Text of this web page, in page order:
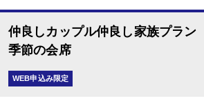
仲良しカップル仲良し家族プラ
季節の会席
WEB申込み限定